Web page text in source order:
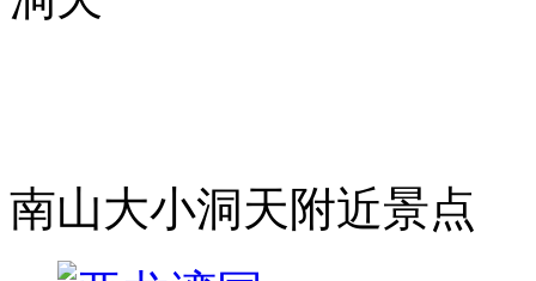
南山大小洞天附近景点